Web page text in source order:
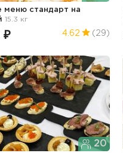
меню стандарт
на
15.3 кг
₽ 4.62 (29)
20